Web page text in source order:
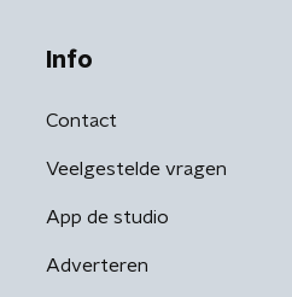
Info
Contact
Veelgestelde vragen
App de studio
Adverteren